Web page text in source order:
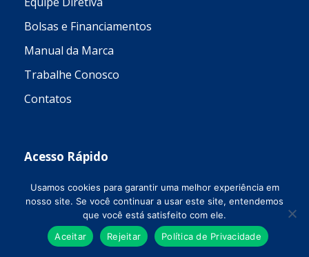
Bolsas e Financiamentos
Manual da Marca
Trabalhe Conosco
Contatos
Acesso Rápido
Assessoria de Comunicação
Assinatura de E-mail
Biblioteca
Usamos cookies para garantir uma melhor experiência em
nosso site. Se você continuar a usar este site, entendemos
que você está satisfeito com ele.
Aceitar
Rejeitar Política de Privacidade